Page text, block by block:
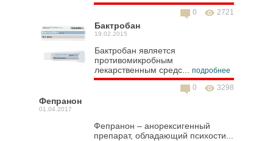
2721
0
Бактробан
19.02.2015
Бактробан является
противомикробным
лекарственным средс... подробнее
3298
0
Фепранон
01.04.2017
Фепранон – анорексигенный
препарат, обладающий психости...